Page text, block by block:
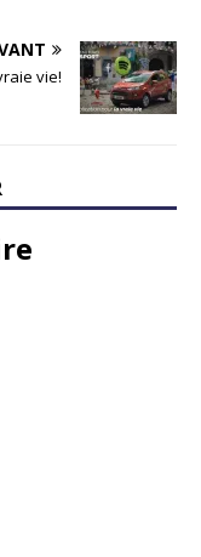
vie!